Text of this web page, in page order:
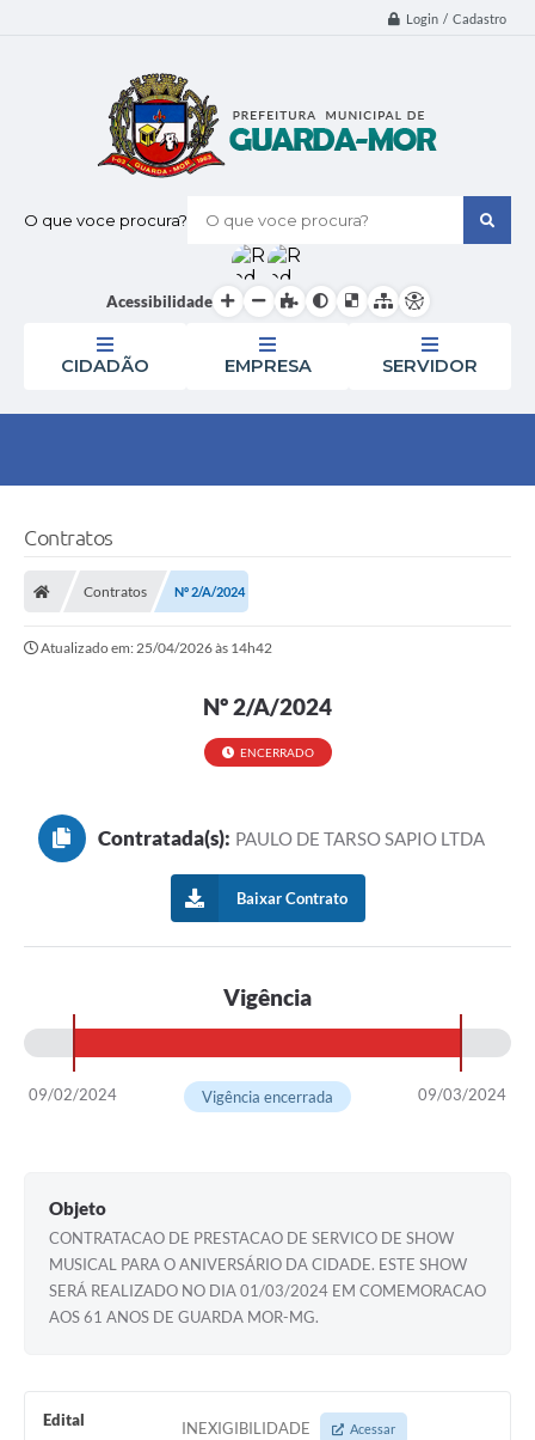
Login / Cadastro
O que voce procura?
Acessibilidade
CIDADÃO EMPRESA SERVIDOR
Contratos
Contratos Nº 2/A/2024
Atualizado em: 25/04/2026 às 14h42
Nº 2/A/2024
ENCERRADO
Contratada(s): PAULO DE TARSO SAPIO LTDA
Baixar Contrato
Vigência
09/02/2024 09/03/2024
Vigência encerrada
Objeto
CONTRATACAO DE PRESTACAO DE SERVICO DE SHOW
MUSICAL PARA O ANIVERSÁRIO DA CIDADE. ESTE SHOW
SERÁ REALIZADO NO DIA 01/03/2024 EM COMEMORACAO
AOS 61 ANOS DE GUARDA MOR-MG.
Edital INEXIGIBILIDADE Acessar